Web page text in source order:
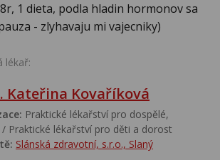
1 dieta, podla hladin hormonov sa
- zlyhavaju mi vajecniky)
lékař:
Kateřina Kovaříková
Praktické lékařství pro dospělé,
/ Praktické lékařství pro děti a dorost
Slánská zdravotní, s.r.o., Slaný